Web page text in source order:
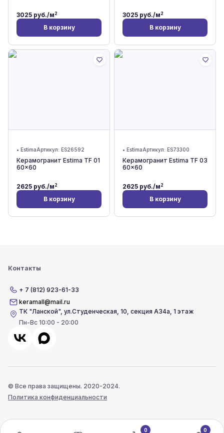
3025 руб./м2
В корзину
3025 руб./м2
В корзину
• EstimaАртикул: ES26592
Керамогранит Estima TF 01
60x60
2625 руб./м2
В корзину
• EstimaАртикул: ES73300
Керамогранит Estima TF 03
60x60
2625 руб./м2
В корзину
Контакты
+ 7 (812) 923-61-33
keramall@mail.ru
ТК "Ланской",ул.Студенческая, 10, секция А34а, 1 этаж
Пн-Вс 10:00 - 20:00
© Все права защищены. 2020-2024.
Политика конфиденциальности
0 0